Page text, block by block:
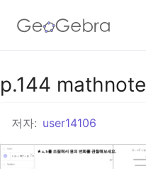
구글 클래스룸
지오지브라 클래스룸
p.144 mathnote
저자: user14106